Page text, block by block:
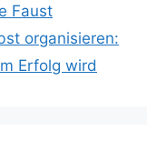
Faust
organisieren:
Erfolg wird